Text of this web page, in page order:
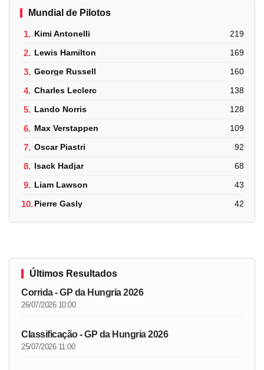
Mundial de Pilotos
1. Kimi Antonelli 219
2. Lewis Hamilton 169
3. George Russell 160
4. Charles Leclerc 138
5. Lando Norris 128
6. Max Verstappen 109
7. Oscar Piastri 92
8. Isack Hadjar 68
9. Liam Lawson 43
10.Pierre Gasly 42
Últimos Resultados
Corrida - GP da Hungria 2026
26/07/2026 10:00
Classificação - GP da Hungria 2026
25/07/2026 11:00